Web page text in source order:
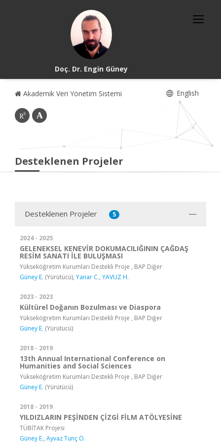
Doç. Dr. Engin Güney
Akademik Veri Yönetim Sistemi English
Desteklenen Projeler
Desteklenen Projeler 5
2024 - 2025
GELENEKSEL KENEVİR DOKUMACILIĞININ ÇAĞDAŞ
RESİM SANATI İLE BULUŞMASI
Yükseköğretim Kurumları Destekli Proje , BAP Diğer
Güney E. (Yürütücü), Yanar C., YAVUZ H.
2023 - 2023
Kültürel Doğanın Bozulması ve Diaspora
Yükseköğretim Kurumları Destekli Proje , BAP Diğer
Güney E. (Yürütücü)
2018 - 2019
13th Annual International Conference on
Humanities and Social Sciences
Yükseköğretim Kurumları Destekli Proje , BAP Diğer
Güney E. (Yürütücü)
2018 - 2019
YILDIZLARIN PEŞİNDEN ÇİZGİ FİLM ATÖLYESİNE
TÜBİTAK Projesi
Güney E., Ayvaz Tunç Ö.